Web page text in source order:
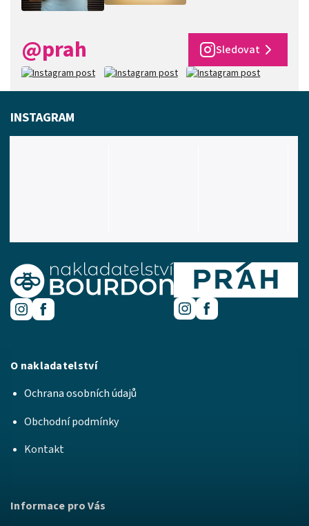
@prah Sledovat
O nakladatelství
Ochrana osobních údajů
Obchodní podmínky
Kontakt
Informace pro Vás
INSTAGRAM